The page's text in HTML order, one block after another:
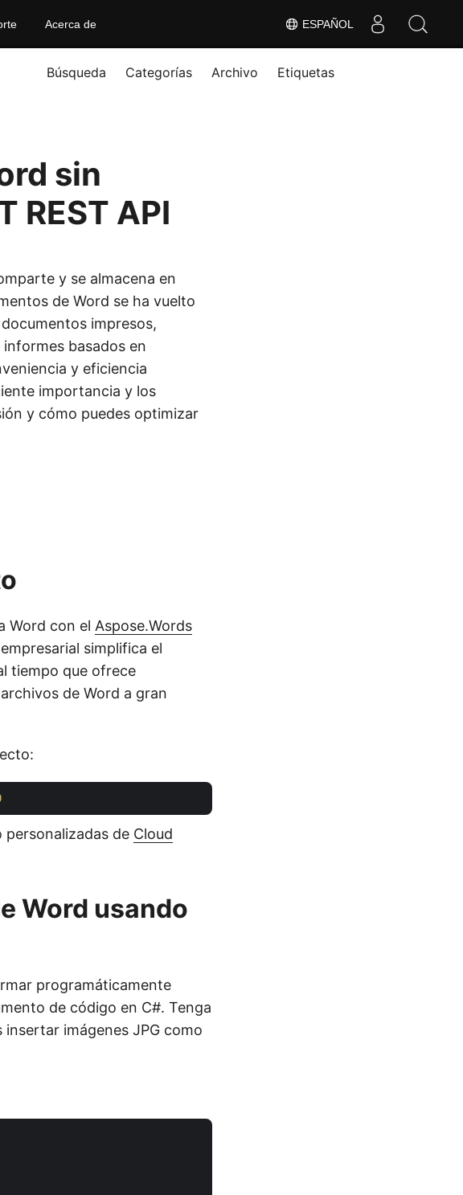
ESPAÑOL
Acerca de
Búsqueda Categorías Archivo Etiquetas
sin
REST API
y se almacena en
de Word se ha vuelto
impresos,
basados en
y eficiencia
importancia y los
y cómo puedes optimizar
Word con el Aspose.Words
simplifica el
tiempo que ofrece
de Word a gran
personalizadas de Cloud
Word usando
programáticamente
de código en C#. Tenga
imágenes JPG como